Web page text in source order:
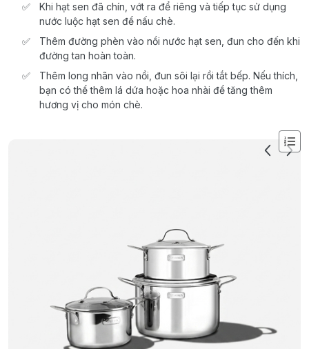
Khi hạt sen đã chín, vớt ra để riêng và tiếp tục sử dụng
nước luộc hạt sen để nấu chè.
Thêm đường phèn vào nồi nước hạt sen, đun cho đến khi
đường tan hoàn toàn.
Thêm long nhãn vào nồi, đun sôi lại rồi tắt bếp. Nếu thích,
bạn có thể thêm lá dứa hoặc hoa nhài để tăng thêm
hương vị cho món chè.